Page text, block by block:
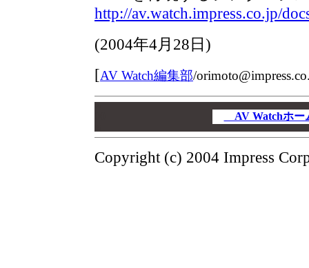
http://av.watch.impress.co.jp/
(2004年4月28日 )
[AV Watch編集部/
AV Watchホ
Copyright (c) 2004 Impress